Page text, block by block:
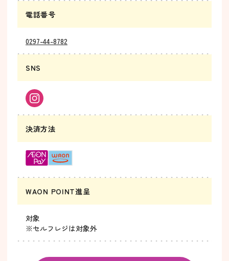
電話番号
0297-44-8782
SNS
決済方法
WAON POINT進呈
対象
※セルフレジは対象外